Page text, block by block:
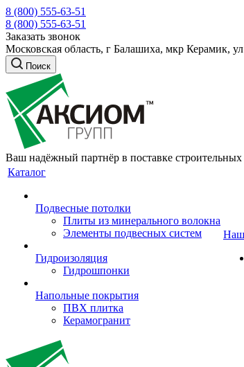
8 (800) 555-63-51
8 (800) 555-63-51
Заказать звонок
Московская область, г Балашиха, мкр Керамик,
Поиск
Ваш надёжный партнёр в поставке
Каталог
Подвесные потолки
Плиты из минерального волокна
Элементы подвесных систем
Гидроизоляция
Гидрошпонки
Напольные покрытия
ПВХ плитка
Керамогранит